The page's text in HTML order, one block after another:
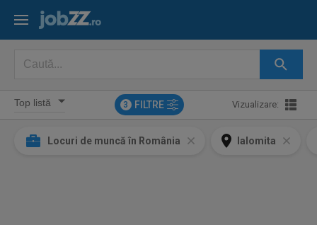
3 FILTRE Vizualizare:
Locuri de muncă în România Ialomita